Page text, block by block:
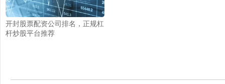
开封股票配资公司排名，正规杠
杆炒股平台推荐